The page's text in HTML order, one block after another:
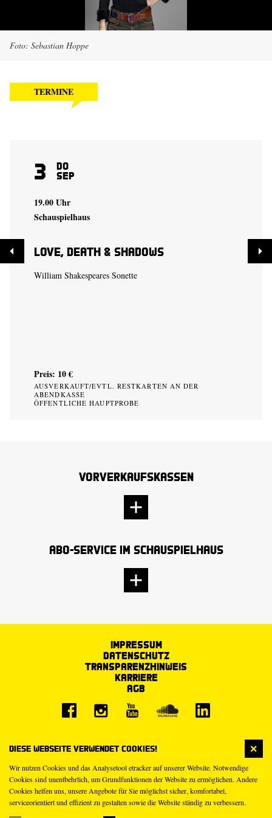
Diese Webseite verwendet Cookies!
Wir nutzen Cookies und das Analysetool etracker auf unserer Website. Notwendige
Cookies sind unentbehrlich, um Grundfunktionen der Website zu ermöglichen. Andere
Cookies helfen uns, unsere Angebote für Sie möglichst sicher, komfortabel,
serviceorientiert und effizient zu gestalten sowie die Website ständig zu verbessern.
Foto: Sebastian Hoppe
TERMINE
3 Do
Sep
19.00 Uhr
Schauspielhaus
Love, Death & Shadows
William Shakespeares Sonette
Preis: 10 €
AUSVERKAUFT/EVTL. RESTKARTEN AN DER
ABENDKASSE
ÖFFENTLICHE HAUPTPROBE
Vorverkaufskassen
Abo-Service im Schauspielhaus
Impressum
Datenschutz
Transparenzhinweis
Karriere
AGB